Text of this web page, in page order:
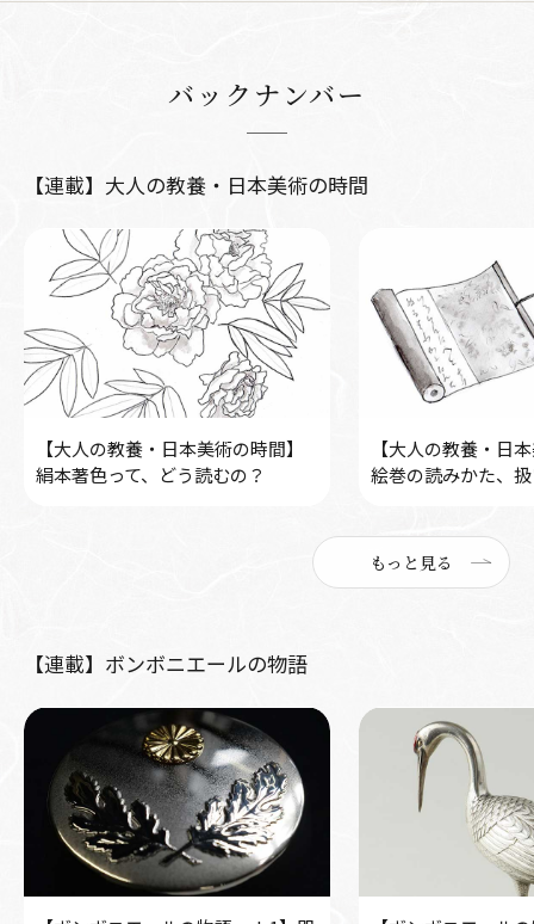
バックナンバー
【連載】大人の教養・日本美術の時間
【大人の教養・日本美術の時間】
絹本著色って、どう読むの？
【大人の教養・日
絵巻の読みかた、
もっと見る
【連載】ボンボニエールの物語